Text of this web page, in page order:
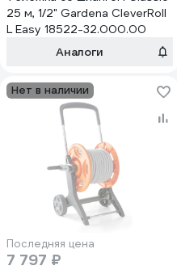
25 м, 1/2" Gardena CleverRoll
L Easy 18522-32.000.00
Аналоги
Нет в наличии
Последняя цена
7 797 ₽